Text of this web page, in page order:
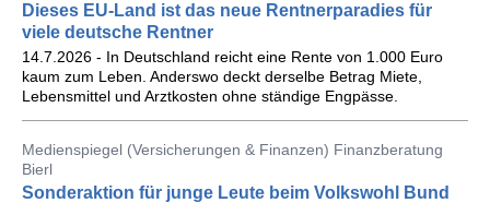
Dieses EU-Land ist das neue Rentnerparadies für
viele deutsche Rentner
14.7.2026 - In Deutschland reicht eine Rente von 1.000 Euro
kaum zum Leben. Anderswo deckt derselbe Betrag Miete,
Lebensmittel und Arztkosten ohne ständige Engpässe.
Medienspiegel (Versicherungen & Finanzen) Finanzberatung
Bierl
Sonderaktion für junge Leute beim Volkswohl Bund